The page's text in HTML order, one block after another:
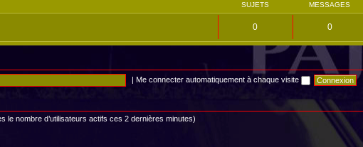
SUJETS MESSAGES
0 0
|Me connecter automatiquement à chaque visite
le nombre d’utilisateurs actifs ces 2 dernières minutes)